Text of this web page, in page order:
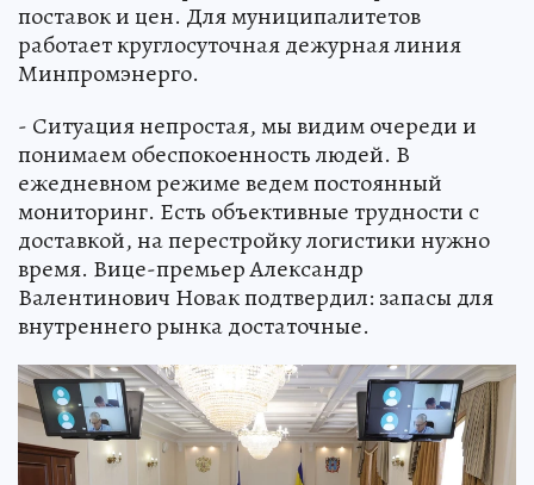
поставок и цен. Для муниципалитетов
работает круглосуточная дежурная линия
Минпромэнерго.
- Ситуация непростая, мы видим очереди и
понимаем обеспокоенность людей. В
ежедневном режиме ведем постоянный
мониторинг. Есть объективные трудности с
доставкой, на перестройку логистики нужно
время. Вице-премьер Александр
Валентинович Новак подтвердил: запасы для
внутреннего рынка достаточные.